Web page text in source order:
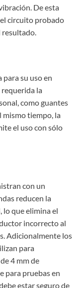
De esta
circuito probado
para su uso en
la
como guantes
mismo tiempo, la
el uso con sólo
con un
reducen la
lo que elimina el
incorrecto al
Adicionalmente los
para
4 mm de
para pruebas en
estar seguro de